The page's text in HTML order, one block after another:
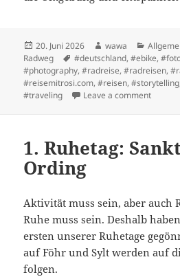
Posted
on
20. Juni 2026 Author
wawa
Radweg
Tags
#deutschland,#ebike,
#photography,#radreise,#radreisen,
#reisemitrosi.com,#reisen,#storytelling
#traveling
Leave a commenton
1. Ruhetag:
Ording
Aktivität muss sein, aber auch
Ruhe muss sein. Deshalb
ersten unserer Ruhetage
auf Föhr und Sylt werden auf
folgen.